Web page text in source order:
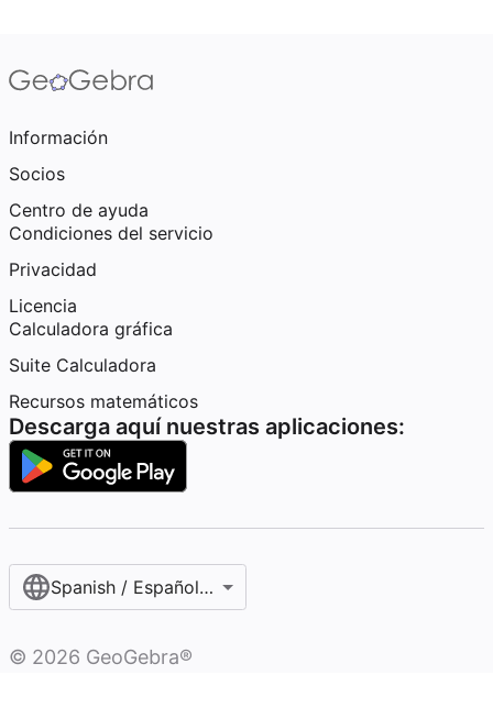
Información
Socios
Centro de ayuda
Condiciones del servicio
Privacidad
Licencia
Calculadora gráfica
Suite Calculadora
Recursos matemáticos
Descarga aquí nuestras aplicaciones:
Spanish / Español (internacional)
© 2026 GeoGebra®